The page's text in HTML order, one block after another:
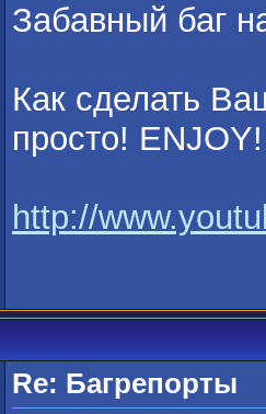
Забавный баг
Как сделать
просто! ENJOY!
http://
Re: Багрепорты